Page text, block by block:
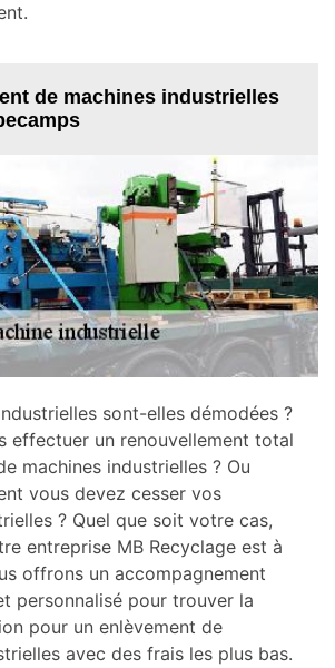
de machines industrielles
sont-elles démodées ?
effectuer un renouvellement total
machines industrielles ? Ou
vous devez cesser vos
? Quel que soit votre cas,
entreprise MB Recyclage est à
offrons un accompagnement
personnalisé pour trouver la
pour un enlèvement de
avec des frais les plus bas.